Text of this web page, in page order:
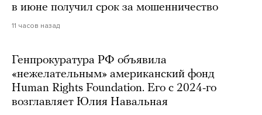
в июне получил срок за мошенничество
11 часов назад
Генпрокуратура РФ объявила
«нежелательным» американский фонд
Human Rights Foundation. Его с 2024-го
возглавляет Юлия Навальная